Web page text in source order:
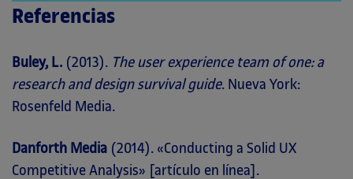
Referencias
Buley, L.(2013). The user experience team of one: a
research and design survival guide. Nueva York:
Rosenfeld Media.
Danforth Media (2014). «Conducting a Solid UX
Competitive Analysis» [artículo en línea].